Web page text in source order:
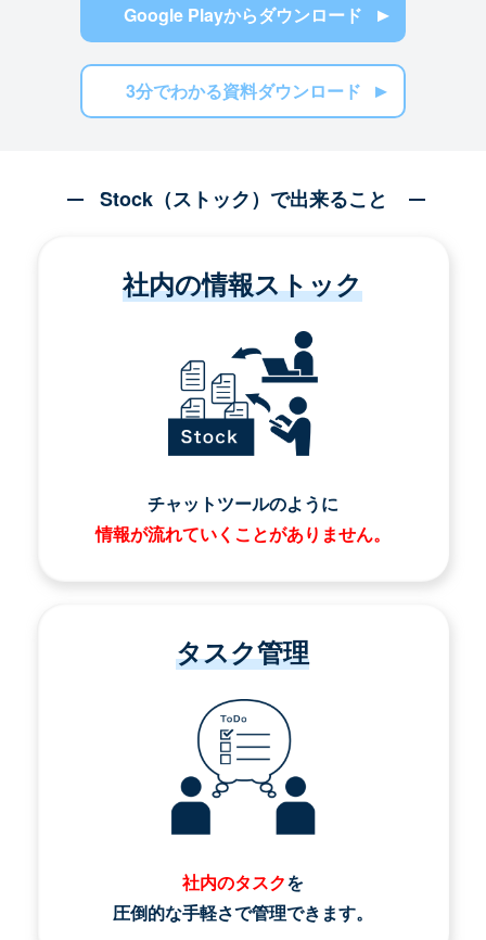
Google Playからダウンロード
3分でわかる資料ダウンロード
Stock（ストック）で出来ること
社内の情報ストック
チャットツールのように
情報が流れていくことがありません。
タスク管理
社内のタスクを
圧倒的な手軽さで管理できます。